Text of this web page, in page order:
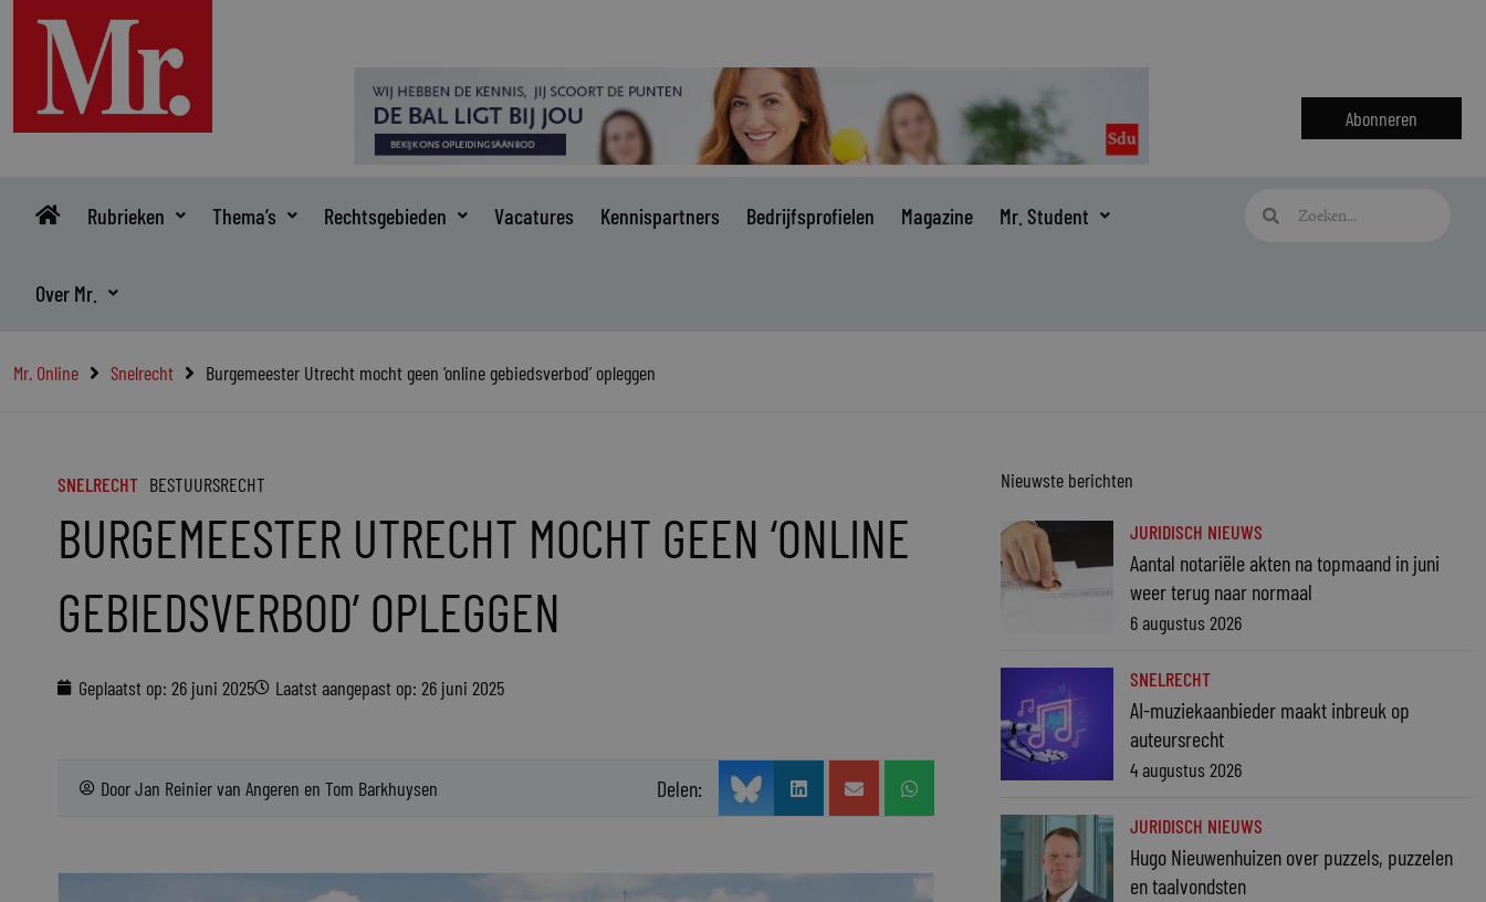
inhoud
Abonneren
Rubrieken Thema’s Rechtsgebieden Vacatures Kennispartners Bedrijfsprofielen Magazine Mr. Student
Over Mr.
Zoeken
Mr. Online Snelrecht Burgemeester Utrecht mocht geen ‘online gebiedsverbod’ opleggen
SNELRECHT BESTUURSRECHT
BURGEMEESTER UTRECHT MOCHT GEEN ‘ONLINE
GEBIEDSVERBOD’ OPLEGGEN
Geplaatst op: 26 juni 2025 Laatst aangepast op: 26 juni 2025
DoorJan Reinier van Angeren en Tom Barkhuysen Delen:
Nieuwste berichten
JURIDISCH NIEUWS
Aantal notariële akten na topmaand in juni
weer terug naar normaal
6 augustus 2026
SNELRECHT
AI-muziekaanbieder maakt inbreuk op
auteursrecht
4 augustus 2026
JURIDISCH NIEUWS
Hugo Nieuwenhuizen over puzzels, puzzelen
en taalvondsten